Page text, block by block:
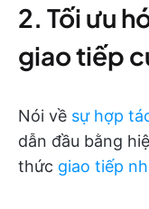
2. Tối ưu
giao tiếp
Nói về sự hợp
dẫn đầu bằng
thức giao tiếp